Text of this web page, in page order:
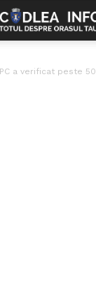
a verificat peste 500 de magazine care